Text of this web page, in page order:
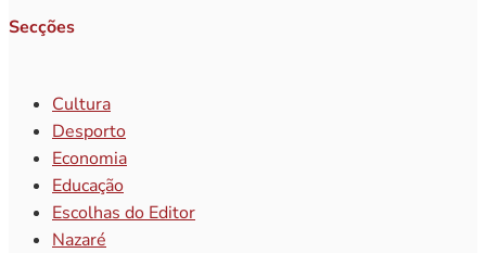
Secções
Cultura
Desporto
Economia
Educação
Escolhas do Editor
Nazaré